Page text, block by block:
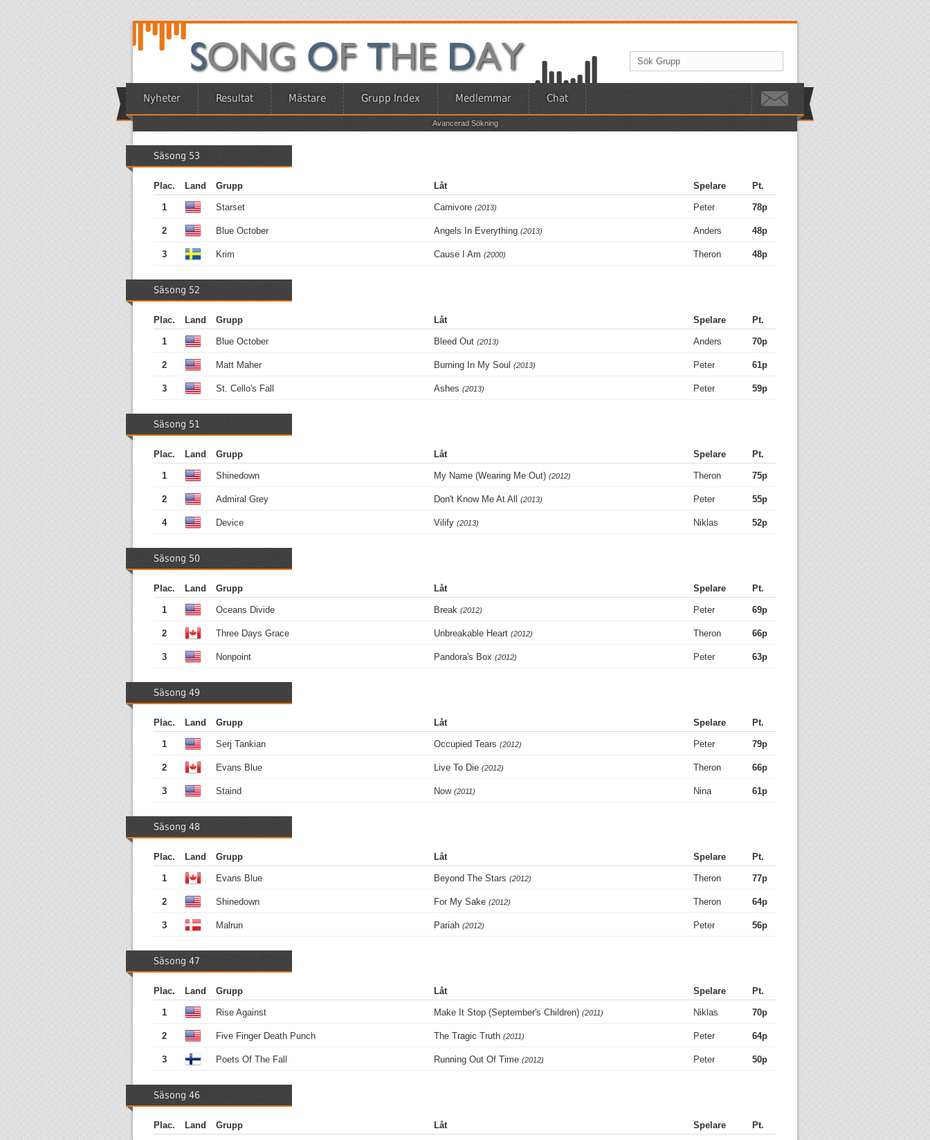
Nyheter Resultat Mästare Grupp Index Medlemmar Chat
Avancerad Sökning
Säsong 53
Plac. Land Grupp Låt Spelare Pt.
1 Starset Carnivore (2013) Peter 78p
2 Blue October Angels In Everything (2013) Anders 48p
3 Krim Cause I Am (2000) Theron 48p
Säsong 52
Plac. Land Grupp Låt Spelare Pt.
1 Blue October Bleed Out (2013) Anders 70p
2 Matt Maher Burning In My Soul (2013) Peter 61p
3 St. Cello's Fall Ashes (2013) Peter 59p
Säsong 51
Plac. Land Grupp Låt Spelare Pt.
1 Shinedown My Name (Wearing Me Out) (2012) Theron 75p
2 Admiral Grey Don't Know Me At All (2013) Peter 55p
4 Device Vilify (2013) Niklas 52p
Säsong 50
Plac. Land Grupp Låt Spelare Pt.
1 Oceans Divide Break (2012) Peter 69p
2 Three Days Grace Unbreakable Heart (2012) Theron 66p
3 Nonpoint Pandora's Box (2012) Peter 63p
Säsong 49
Plac. Land Grupp Låt Spelare Pt.
1 Serj Tankian Occupied Tears (2012) Peter 79p
2 Evans Blue Live To Die (2012) Theron 66p
3 Staind Now (2011) Nina 61p
Säsong 48
Plac. Land Grupp Låt Spelare Pt.
1 Evans Blue Beyond The Stars (2012) Theron 77p
2 Shinedown For My Sake (2012) Theron 64p
3 Malrun Pariah (2012) Peter 56p
Säsong 47
Plac. Land Grupp Låt Spelare Pt.
1 Rise Against Make It Stop (September's Children) (2011) Niklas 70p
2 Five Finger Death Punch The Tragic Truth (2011) Peter 64p
3 Poets Of The Fall Running Out Of Time (2012) Peter 50p
Säsong 46
Plac. Land Grupp Låt Spelare Pt.